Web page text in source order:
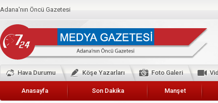
Adana'nın Öncü Gazetesi
Hava Durumu Köşe Yazarları Foto Galeri
Anasayfa Son Dakika Manşet